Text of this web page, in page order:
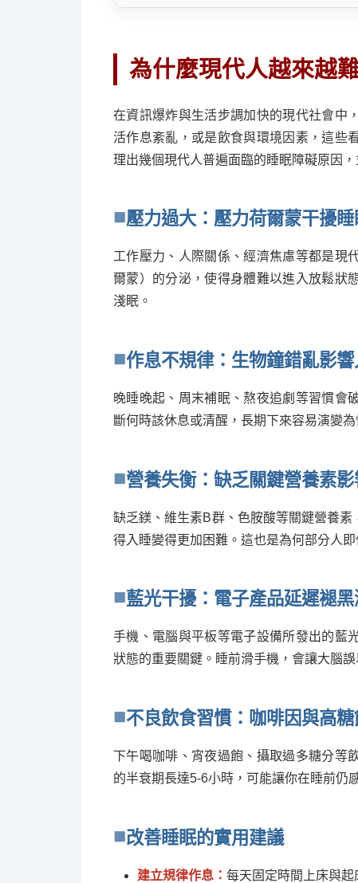
為什麼現代人越來越
在資訊爆炸與生活步調加快的現代社會中
活作息紊亂，或是飲食與環境因素，這些
理出幾個現代人普遍面臨的睡眠障礙原因
壓力過大：壓力荷爾蒙干擾睡
工作壓力、人際關係、經濟焦慮等都是現
爾蒙）的分泌，使得身體難以進入放鬆狀
淺眠。
作息不規律：生物鐘錯亂影
晚睡晚起、周末補眠、熬夜追劇等習慣會
斷何時該休息或清醒，長期下來容易演變
營養失衡：缺乏關鍵營養素
缺乏鎂、維生素B群、色胺酸等關鍵營養
得入睡變得更加困難。這也是為何部分人
藍光干擾：電子產品延遲褪
手機、電腦與平板等電子設備所發出的藍
狀態的重要關鍵。睡前滑手機，會讓大腦
不良飲食習慣：咖啡因與高
下午喝咖啡、宵夜過飽、攝取過多糖分等
的半衰期長達5-6小時，可能讓你在睡前仍
改善睡眠的實用建議
建立規律作息： 每天固定時間上床與起